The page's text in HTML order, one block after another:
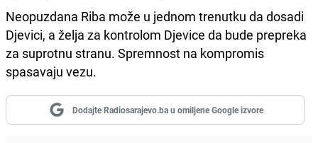
Neopuzdana Riba može u jednom trenutku da dosadi
Djevici, a želja za kontrolom Djevice da bude prepreka
za suprotnu stranu. Spremnost na kompromis
spasavaju vezu.
Dodajte Radiosarajevo.ba u omiljene Google izvore